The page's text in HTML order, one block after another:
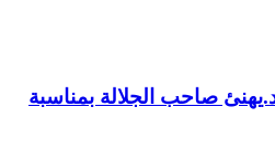
صاحب الجلالة بمناسبة